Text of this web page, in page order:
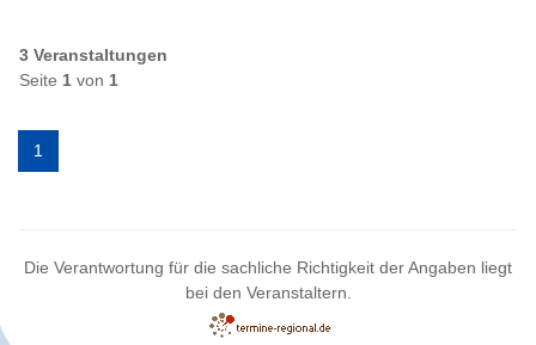
3 Veranstaltungen
Seite 1 von 1
1
Die Verantwortung für die sachliche Richtigkeit der Angaben liegt
bei den Veranstaltern.